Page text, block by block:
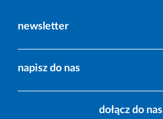
newsletter
napisz do nas
dołącz do nas